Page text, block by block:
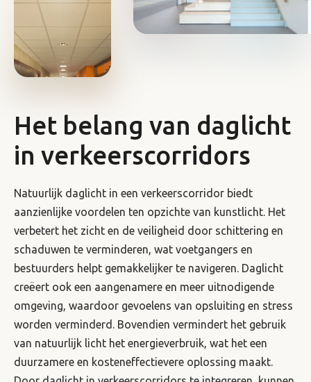
Het belang van daglicht
in verkeerscorridors
Natuurlijk daglicht in een verkeerscorridor biedt
aanzienlijke voordelen ten opzichte van kunstlicht. Het
verbetert het zicht en de veiligheid door schittering en
schaduwen te verminderen, wat voetgangers en
bestuurders helpt gemakkelijker te navigeren. Daglicht
creëert ook een aangenamere en meer uitnodigende
omgeving, waardoor gevoelens van opsluiting en stress
worden verminderd. Bovendien vermindert het gebruik
van natuurlijk licht het energieverbruik, wat het een
duurzamere en kosteneffectievere oplossing maakt.